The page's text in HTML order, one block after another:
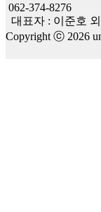
062-374-8276
대표자 : 이준호
Copyright ⓒ 2026